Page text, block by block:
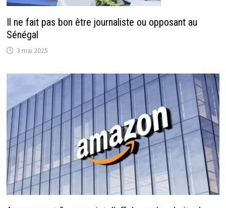
Il ne fait pas bon être journaliste ou opposant au
Sénégal
3 mai 2025